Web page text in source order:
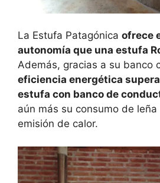
La Estufa Patagónica ofrece
autonomía que una estufa
Además, gracias a su banco
eficiencia energética
estufa con banco de
aún más su consumo de
emisión de calor.